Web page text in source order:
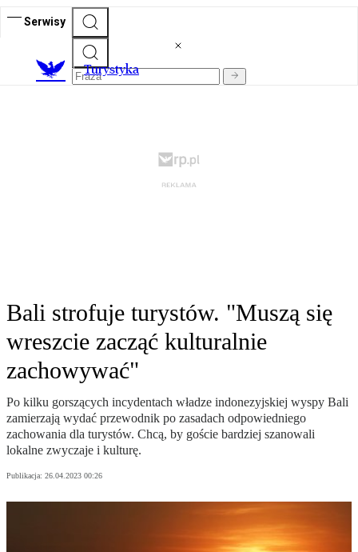
Serwisy
Turystyka
Bali strofuje turystów. "Muszą się
wreszcie zacząć kulturalnie
zachowywać"
Po kilku gorszących incydentach władze indonezyjskiej wyspy Bali
zamierzają wydać przewodnik po zasadach odpowiedniego
zachowania dla turystów. Chcą, by goście bardziej szanowali
lokalne zwyczaje i kulturę.
Publikacja: 26.04.2023 00:26